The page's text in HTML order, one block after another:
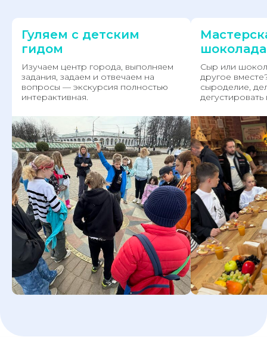
Гуляем с детским
гидом
Изучаем центр города, выполняем
задания, задаем и отвечаем на
вопросы — экскурсия полностью
интерактивная.
шоколада
Сыр или
другое
сыроделие,